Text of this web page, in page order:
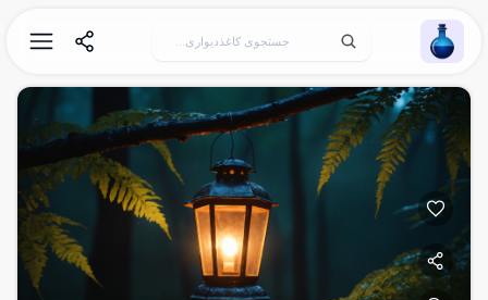
Wallpaper Alchemy